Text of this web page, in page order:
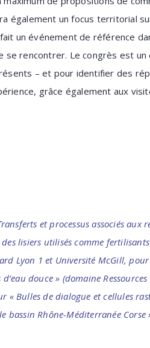
également un focus territorial
un événement de référence
rencontrer. Le congrès est
– et pour identifier des
grâce également aux
et processus associés
lisiers utilisés comme
Lyon 1 et Université McGill,
douce » (domaine
« Bulles de dialogue et cellules
bassin Rhône-Méditerranée